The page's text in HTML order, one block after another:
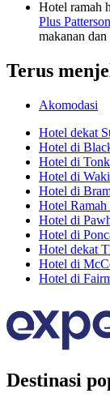
Hotel ramah
Plus
makanan
Terus
Akomodasi
Hotel dekat
Hotel di
Hotel di
Hotel di
Hotel di
Hotel
Hotel di
Hotel di
Hotel dekat
Hotel di
Hotel di
Destinasi